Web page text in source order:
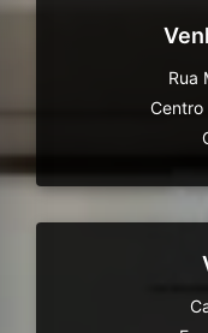
Rua
Centro